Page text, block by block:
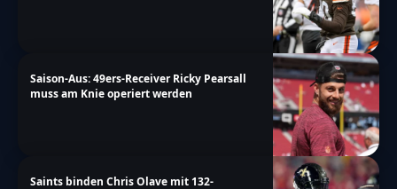
Saison-Aus: 49ers-Receiver Ricky Pearsall
muss am Knie operiert werden
Saints binden Chris Olave mit 132-